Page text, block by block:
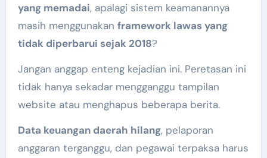
yang memadai, apalagi sistem keamanannya
masih menggunakan framework lawas yang
tidak diperbarui sejak 2018?
Jangan anggap enteng kejadian ini. Peretasan ini
tidak hanya sekadar mengganggu tampilan
website atau menghapus beberapa berita.
Data keuangan daerah hilang, pelaporan
anggaran terganggu, dan pegawai terpaksa harus